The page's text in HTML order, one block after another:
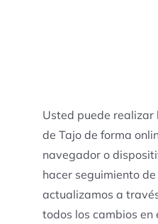
Usted puede
de Tajo de forma
navegador o
hacer seguimiento
actualizamos a
todos los cambios en